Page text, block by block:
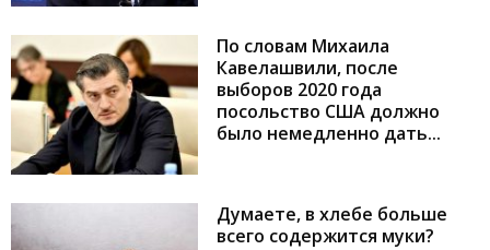
По словам Михаила
Кавелашвили, после
выборов 2020 года
посольство США должно
было немедленно дать...
Думаете, в хлебе больше
всего содержится муки?